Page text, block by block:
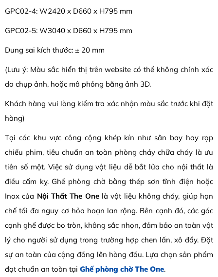
GPC02-4: W2420 x D660 x H795 mm
GPC02-5: W3040 x D660 x H795 mm
Dung sai kích thước: ± 20 mm
(Lưu ý: Màu sắc hiển thị trên website có thể không chính xác
do chụp ảnh, hoặc mô phỏng bằng ảnh 3D.
Khách hàng vui lòng kiểm tra xác nhận màu sắc trước khi đặt
hàng)
Tại các khu vực công cộng khép kín như sân bay hay rạp
chiếu phim, tiêu chuẩn an toàn phòng cháy chữa cháy là ưu
tiên số một. Việc sử dụng vật liệu dễ bắt lửa cho nội thất là
điều cấm kỵ. Ghế phòng chờ bằng thép sơn tĩnh điện hoặc
Inox của Nội Thất The Onelà vật liệu không cháy, giúp hạn
chế tối đa nguy cơ hỏa hoạn lan rộng. Bên cạnh đó, các góc
cạnh ghế được bo tròn, không sắc nhọn, đảm bảo an toàn vật
lý cho người sử dụng trong trường hợp chen lấn, xô đẩy. Đặt
sự an toàn của cộng đồng lên hàng đầu. Lựa chọn sản phẩm
đạt chuẩn an toàn tại Ghế phòng chờ The One.